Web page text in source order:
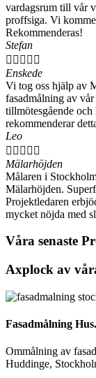
vardagsrum till vår
proffsiga. Vi
Rekommenderas!
Stefan
    
Enskede
Vi tog oss hjälp av
fasadmålning av
tillmötesgående
rekommenderar
Leo
    
Mälarhöjden
Målaren i
Mälarhöjden.
Projektledaren
mycket nöjda med
Våra senaste
Axplock av
Fasadmålning
Ommålning av
Huddinge,